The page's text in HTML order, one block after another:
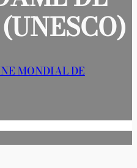
MONDIAL DE